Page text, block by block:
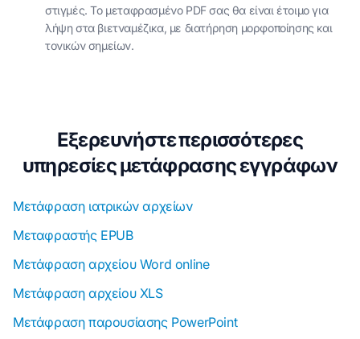
στιγμές. Το μεταφρασμένο PDF σας θα είναι έτοιμο για
λήψη στα βιετναμέζικα, με διατήρηση μορφοποίησης και
τονικών σημείων.
Εξερευνήστε περισσότερες
υπηρεσίες μετάφρασης εγγράφων
Μετάφραση ιατρικών αρχείων
Μεταφραστής EPUB
Μετάφραση αρχείου Word online
Μετάφραση αρχείου XLS
Μετάφραση παρουσίασης PowerPoint